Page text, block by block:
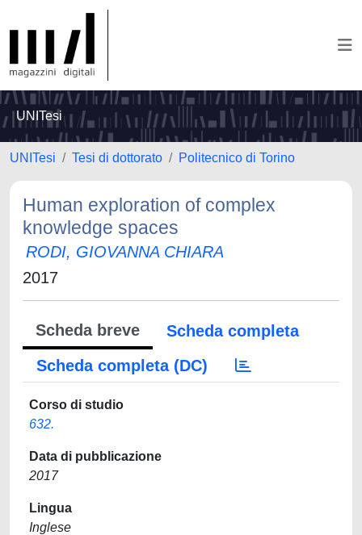
UNITesi
UNITesi Tesi di dottorato Politecnico di Torino
Human exploration of complex
knowledge spaces
RODI, GIOVANNA CHIARA
2017
Scheda breve
Scheda completa
Scheda completa (DC)
Corso di studio
632.
Data di pubblicazione
2017
Lingua
Inglese